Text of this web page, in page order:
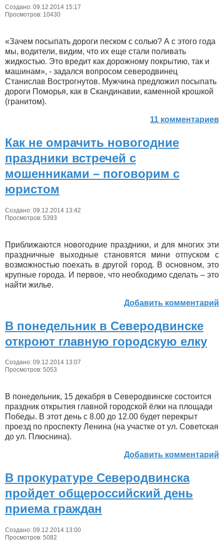
Создано: 09.12.2014 15:17
Просмотров: 10430
«Зачем посыпать дороги песком с солью? А с этого года
мы, водители, видим, что их еще стали поливать
жидкостью. Это вредит как дорожному покрытию, так и
машинам», - задался вопросом северодвинец
Станислав Вострогнутов. Мужчина предложил посыпать
дороги Поморья, как в Скандинавии, каменной крошкой
(гранитом).
11 комментариев
Как не омрачить новогодние
праздники встречей с
мошенниками – поговорим с
юристом
Создано: 09.12.2014 13:42
Просмотров: 5393
Приближаются новогодние праздники, и для многих эти
праздничные выходные становятся мини отпуском с
возможностью поехать в другой город. В основном, это
крупные города. И первое, что необходимо сделать – это
найти жилье.
Добавить комментарий
В понедельник в Северодвинске
откроют главную городскую елку
Создано: 09.12.2014 13:07
Просмотров: 5053
В понедельник, 15 декабря в Северодвинске состоится
праздник открытия главной городской ёлки на площади
Победы. В этот день с 8.00 до 12.00 будет перекрыт
проезд по проспекту Ленина (на участке от ул. Советская
до ул. Плюснина).
Добавить комментарий
В прокуратуре Северодвинска
пройдет общероссийский день
приема граждан
Создано: 09.12.2014 13:00
Просмотров: 5082